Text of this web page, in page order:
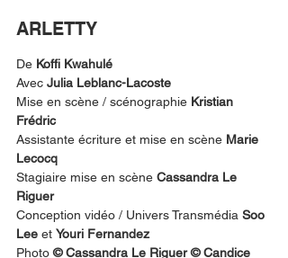
ARLETTY
De Koffi Kwahulé
Avec Julia Leblanc-Lacoste
Mise en scène / scénographie Kristian
Frédric
Assistante écriture et mise en scène Marie
Lecocq
Stagiaire mise en scène Cassandra Le
Riguer
Conception vidéo / Univers Transmédia Soo
Lee et Youri Fernandez
Photo © Cassandra Le Riguer © Candice